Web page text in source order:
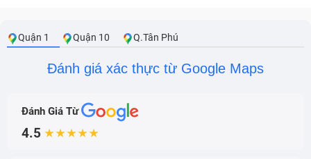
Quận 1 Quận 10 Q.Tân Phú
Đánh giá xác thực từ Google Maps
Đánh Giá Từ
4.5 ★★★★★